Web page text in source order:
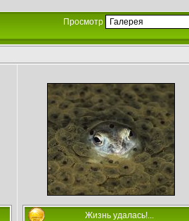
Просмотр
Жизнь удалась!...